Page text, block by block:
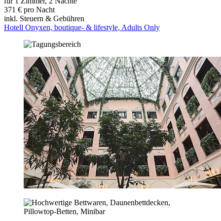
371 € pro Nacht
inkl. Steuern & Gebühren
Hotell Onyxen, boutique- & lifestyle, Adults Only